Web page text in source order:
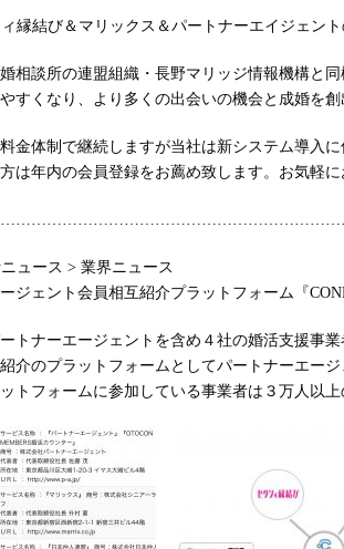
縁結び＆マリックス＆パートナーエイジェン
相談所の連盟組織・長野マリッジ情報機構と
すくなり、より多くの出会いの機会と成婚を創
金体制で継続しますが当社は新システム導入
は年内の会員登録をお薦め致します。お気軽
ュース > 業界ニュース
ジェント会員相互紹介プラットフォーム『
トナーエージェントを含め４社の婚活支援事
介のプラットフォームとしてパートナーエー
トフォームに参加している事業者は３万人以